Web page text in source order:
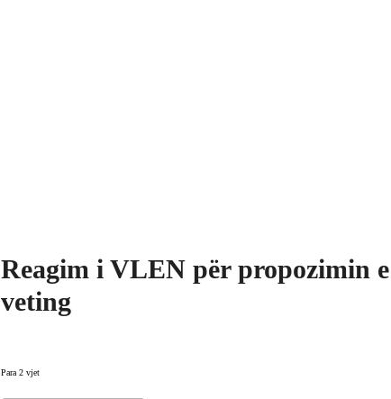
Reagim i VLEN për propozimin
veting
Para 2 vjet